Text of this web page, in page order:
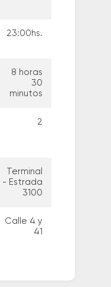
23:00hs.
8 horas
30
minutos
2
Terminal
- Estrada
3100
Calle 4 y
41